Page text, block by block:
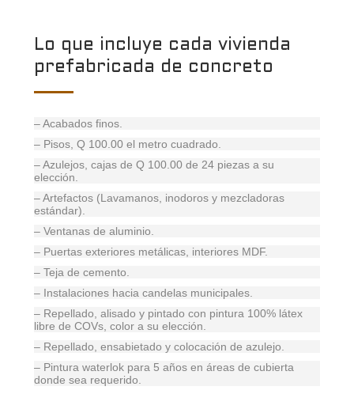
Lo que incluye cada vivienda
prefabricada de concreto
– Acabados finos.
– Pisos, Q 100.00 el metro cuadrado.
– Azulejos, cajas de Q 100.00 de 24 piezas a su
elección.
– Artefactos (Lavamanos, inodoros y mezcladoras
estándar).
– Ventanas de aluminio.
– Puertas exteriores metálicas, interiores MDF.
– Teja de cemento.
– Instalaciones hacia candelas municipales.
– Repellado, alisado y pintado con pintura 100% látex
libre de COVs, color a su elección.
– Repellado, ensabietado y colocación de azulejo.
– Pintura waterlok para 5 años en áreas de cubierta
donde sea requerido.